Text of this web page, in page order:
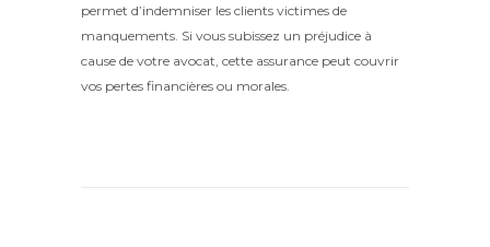
permet d’indemniser les clients victimes de
manquements. Si vous subissez un préjudice à
cause de votre avocat, cette assurance peut couvrir
vos pertes financières ou morales.